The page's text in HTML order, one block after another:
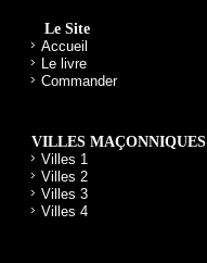
Le Site
Accueil
Le livre
Commander
VILLES MAÇONNIQUES
Villes 1
Villes 2
Villes 3
Villes 4